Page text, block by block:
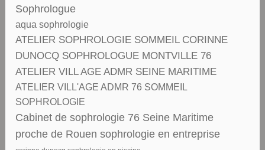
Sophrologue
aqua sophrologie
ATELIER SOPHROLOGIE SOMMEIL CORINNE
DUNOCQ SOPHROLOGUE MONTVILLE 76
ATELIER VILL AGE ADMR SEINE MARITIME
ATELIER VILL'AGE ADMR 76 SOMMEIL
SOPHROLOGIE
Cabinet de sophrologie 76 Seine Maritime
proche de Rouen sophrologie en entreprise